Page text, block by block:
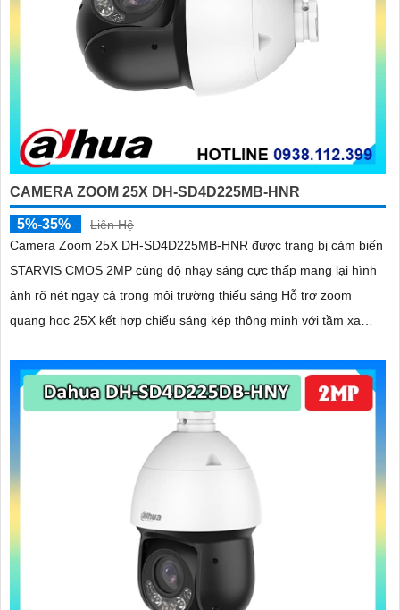
CAMERA ZOOM 25X DH-SD4D225MB-HNR
5%-35%
Liên Hệ
Camera Zoom 25X DH-SD4D225MB-HNR được trang bị cảm biến
STARVIS CMOS 2MP cùng độ nhạy sáng cực thấp mang lại hình
ảnh rõ nét ngay cả trong môi trường thiếu sáng Hỗ trợ zoom
quang học 25X kết hợp chiếu sáng kép thông minh với tầm xa
cùng chuẩn chống nước IP67 giúp quan sát ổn định ngoài trời